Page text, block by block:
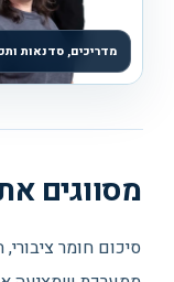
מדריכים, סדנאות
מסווגים
סיכום חומר